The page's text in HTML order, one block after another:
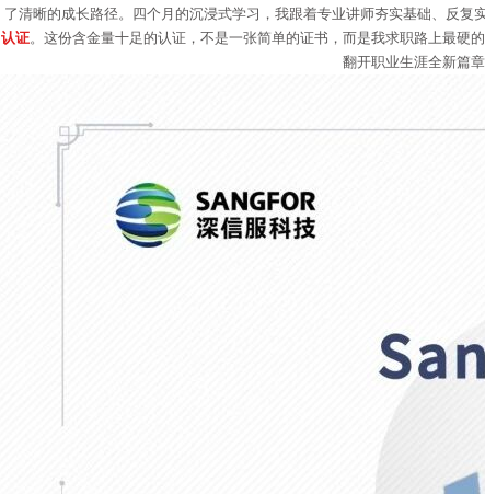
了清晰的成长路径。四个月的沉浸式学习，我跟着专业讲师夯实基础、反复
认证。这份含金量十足的认证，不是一张简单的证书，而是我求职路上最硬
翻开职业生涯全新篇章